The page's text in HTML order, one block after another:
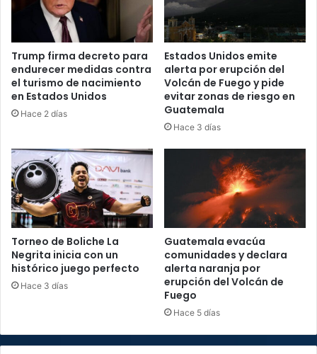
Trump firma decreto para
endurecer medidas contra
el turismo de nacimiento
en Estados Unidos
Hace 2 días
Estados Unidos emite
alerta por erupción del
Volcán de Fuego y pide
evitar zonas de riesgo en
Guatemala
Hace 3 días
Torneo de Boliche La
Negrita inicia con un
histórico juego perfecto
Hace 3 días
Guatemala evacúa
comunidades y declara
alerta naranja por
erupción del Volcán de
Fuego
Hace 5 días